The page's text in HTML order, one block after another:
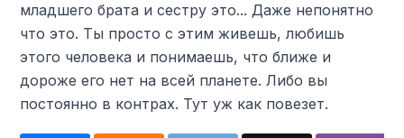
младшего брата и сестру это... Даже непонятно
что это. Ты просто с этим живешь, любишь
этого человека и понимаешь, что ближе и
дороже его нет на всей планете. Либо вы
постоянно в контрах. Тут уж как повезет.